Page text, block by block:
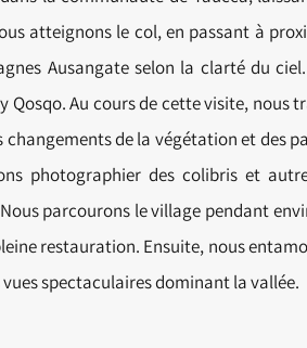
atteignons le col, en passant à
Ausangate selon la clarté du
Qosqo. Au cours de cette visite, nous
de la végétation et des
photographier des colibris et
parcourons le village pendant
restauration. Ensuite, nous
spectaculaires dominant la vallée.